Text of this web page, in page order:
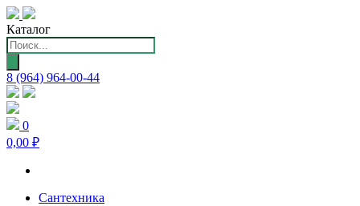
Каталог
Поиск
товаров
8 (964) 964-00-44
0
0,00 ₽
Сантехника